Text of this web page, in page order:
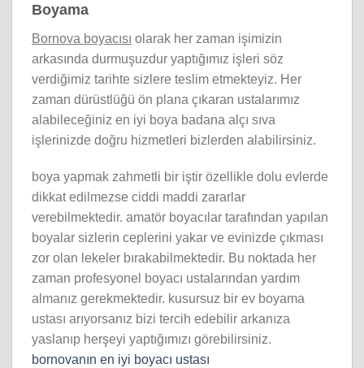
Boyama
Bornova boyacısı olarak her zaman işimizin
arkasında durmuşuzdur yaptığımız işleri söz
verdiğimiz tarihte sizlere teslim etmekteyiz. Her
zaman dürüstlüğü ön plana çıkaran ustalarımız
alabileceğiniz en iyi boya badana alçı sıva
işlerinizde doğru hizmetleri bizlerden alabilirsiniz.
boya yapmak zahmetli bir iştir özellikle dolu evlerde
dikkat edilmezse ciddi maddi zararlar
verebilmektedir. amatör boyacılar tarafından yapılan
boyalar sizlerin ceplerini yakar ve evinizde çıkması
zor olan lekeler bırakabilmektedir. Bu noktada her
zaman profesyonel boyacı ustalarından yardım
almanız gerekmektedir. kusursuz bir ev boyama
ustası arıyorsanız bizi tercih edebilir arkanıza
yaslanıp herşeyi yaptığımızı görebilirsiniz.
bornovanın en iyi boyacı ustası